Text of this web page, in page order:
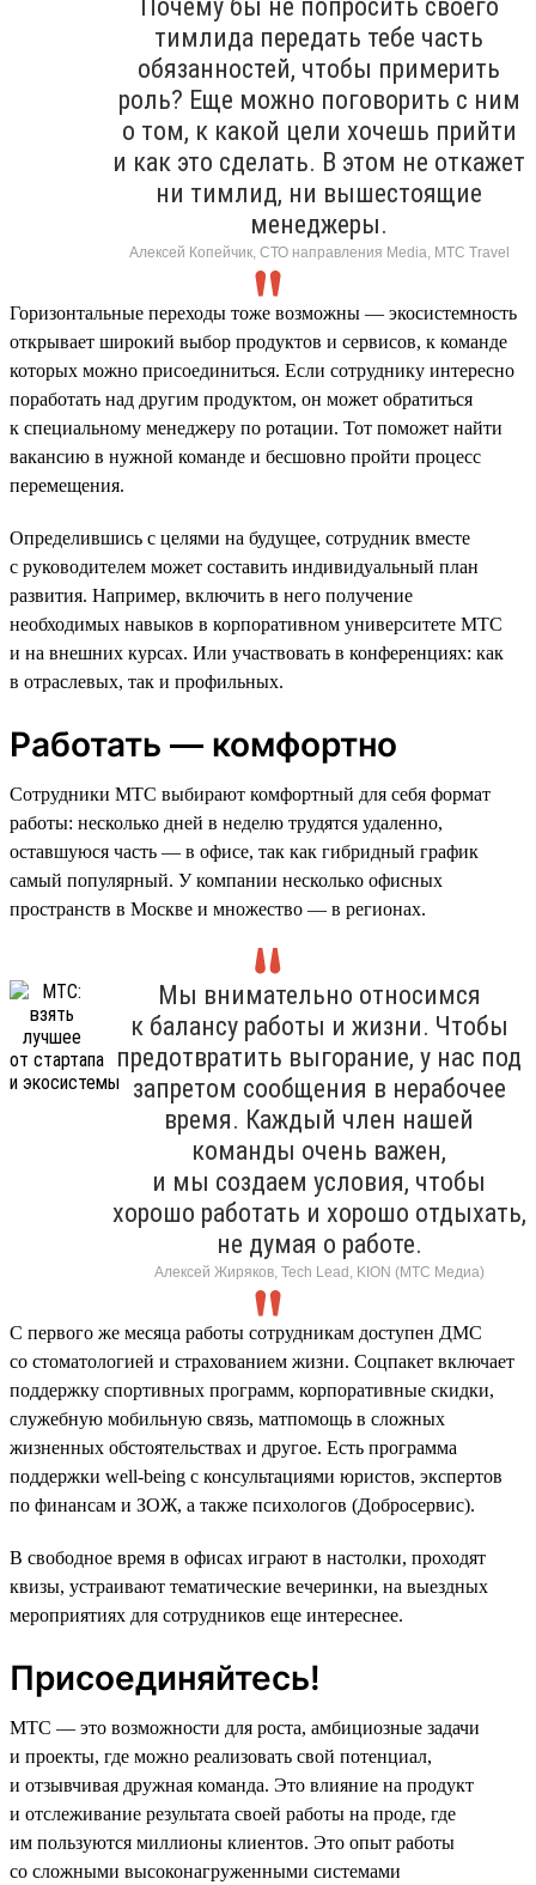
Почему бы не попросить своего
тимлида передать тебе часть
обязанностей, чтобы примерить
роль? Еще можно поговорить с ним
о том, к какой цели хочешь прийти
и как это сделать. В этом не откажет
ни тимлид, ни вышестоящие
менеджеры.
Алексей Копейчик, СТО направления Media, МТС Travel
Горизонтальные переходы тоже возможны — экосистемность
открывает широкий выбор продуктов и сервисов, к команде
которых можно присоединиться. Если сотруднику интересно
поработать над другим продуктом, он может обратиться
к специальному менеджеру по ротации. Тот поможет найти
вакансию в нужной команде и бесшовно пройти процесс
перемещения.
Определившись с целями на будущее, сотрудник вместе
с руководителем может составить индивидуальный план
развития. Например, включить в него получение
необходимых навыков в корпоративном университете МТС
и на внешних курсах. Или участвовать в конференциях: как
в отраслевых, так и профильных.
Работать — комфортно
Сотрудники МТС выбирают комфортный для себя формат
работы: несколько дней в неделю трудятся удаленно,
оставшуюся часть — в офисе, так как гибридный график
самый популярный. У компании несколько офисных
пространств в Москве и множество — в регионах.
Мы внимательно относимся
к балансу работы и жизни. Чтобы
предотвратить выгорание, у нас под
запретом сообщения в нерабочее
время. Каждый член нашей
команды очень важен,
и мы создаем условия, чтобы
хорошо работать и хорошо отдыхать,
не думая о работе.
Алексей Жиряков, Tech Lead, KION (МТС Медиа)
С первого же месяца работы сотрудникам доступен ДМС
со стоматологией и страхованием жизни. Соцпакет включает
поддержку спортивных программ, корпоративные скидки,
служебную мобильную связь, матпомощь в сложных
жизненных обстоятельствах и другое. Есть программа
поддержки well-being с консультациями юристов, экспертов
по финансам и ЗОЖ, а также психологов (Добросервис).
В свободное время в офисах играют в настолки, проходят
квизы, устраивают тематические вечеринки, на выездных
мероприятиях для сотрудников еще интереснее.
Присоединяйтесь!
МТС — это возможности для роста, амбициозные задачи
и проекты, где можно реализовать свой потенциал,
и отзывчивая дружная команда. Это влияние на продукт
и отслеживание результата своей работы на проде, где
им пользуются миллионы клиентов. Это опыт работы
со сложными высоконагруженными системами